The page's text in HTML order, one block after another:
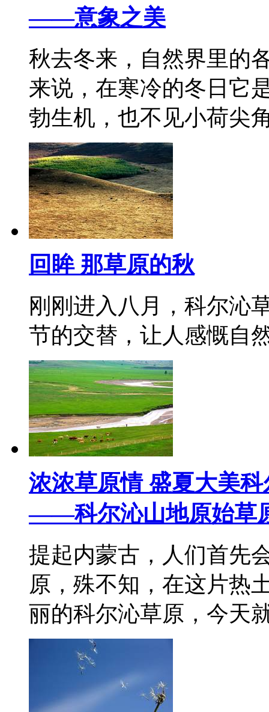
——意象之美
秋去冬来，自然界里的
来说，在寒冷的冬日它
勃生机，也不见小荷
回眸 那草原的秋
刚刚进入八月，科尔沁
节的交替，让人感慨自
浓浓草原情 盛夏大美科
——科尔沁山地原始草
提起内蒙古，人们首先
原，殊不知，在这片热
丽的科尔沁草原，今